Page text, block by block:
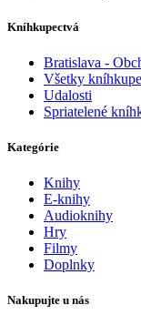
Kníhkupectvá
Bratislava -
Všetky
Udalosti
Spriatelené
Kategórie
Knihy
E-knihy
Audioknihy
Hry
Filmy
Doplnky
Nakupujte u nás